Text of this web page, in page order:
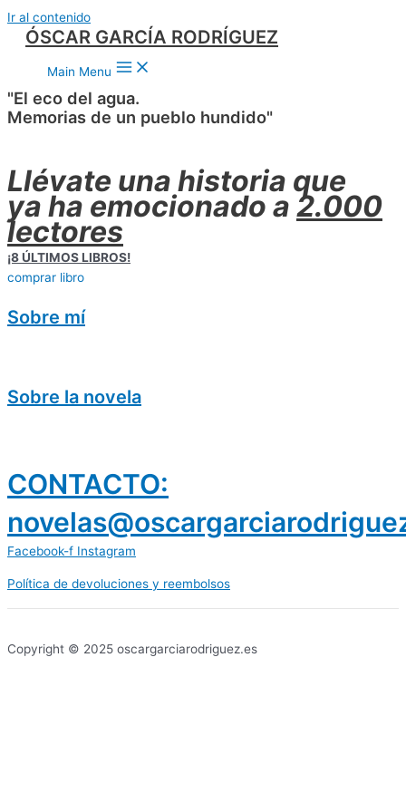
Ir al contenido
ÓSCAR GARCÍA RODRÍGUEZ
Main Menu
"El eco del agua.
Memorias de un pueblo hundido"
Llévate una historia que
ya ha emocionado a 2.000
lectores
¡8 ÚLTIMOS LIBROS!
comprar libro
Sobre mí
Sobre la novela
CONTACTO:
Facebook-f Instagram
Política de devoluciones y reembolsos
Copyright © 2025 oscargarciarodriguez.es